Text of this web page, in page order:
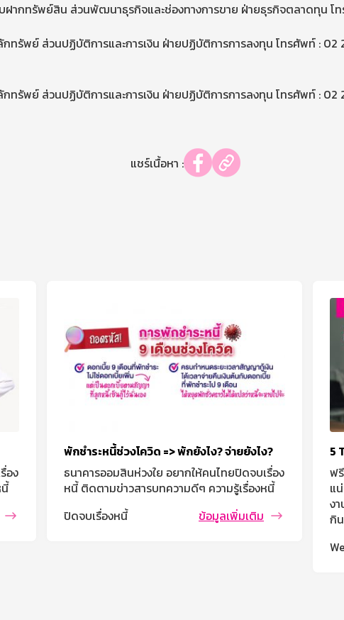
ากทรัพย์สิน ส่วนพัฒนาธุรกิจและช่องทางการขาย ฝ่ายธุรกิจตลาดทุน
กทรัพย์ ส่วนปฏิบัติการและการเงิน ฝ่ายปฏิบัติการการลงทุน โทรศัพท์ :
กทรัพย์ ส่วนปฏิบัติการและการเงิน ฝ่ายปฏิบัติการการลงทุน โทรศัพท์ :
แชร์เนื้อหา :
อง
พักชำระหนี้ช่วงโควิด => พักยังไง? จ่ายยังไง?
ธนาคารออมสินห่วงใย อยากให้คนไทยปิดจบเรื่อง
หนี้ ติดตามข่าวสารบทความดีๆ ความรู้เรื่องหนี้
ปิดจบเรื่องหนี้
ข้อมูลเพิ่มเติม
5
ฟ
แ
ง
กิ